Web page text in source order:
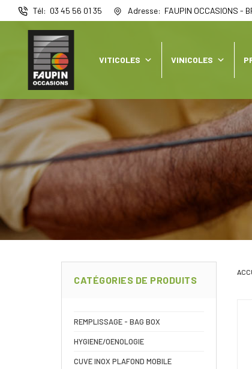
Tél 03 45 56 01 35 Adresse FAUPIN OCCASIONS -
VITICOLES VINICOLES
CATÉGORIES DE PRODUITS
REMPLISSAGE - BAG BOX
HYGIENE/OENOLOGIE
CUVE INOX PLAFOND MOBILE
Panneau de gestion des cookies